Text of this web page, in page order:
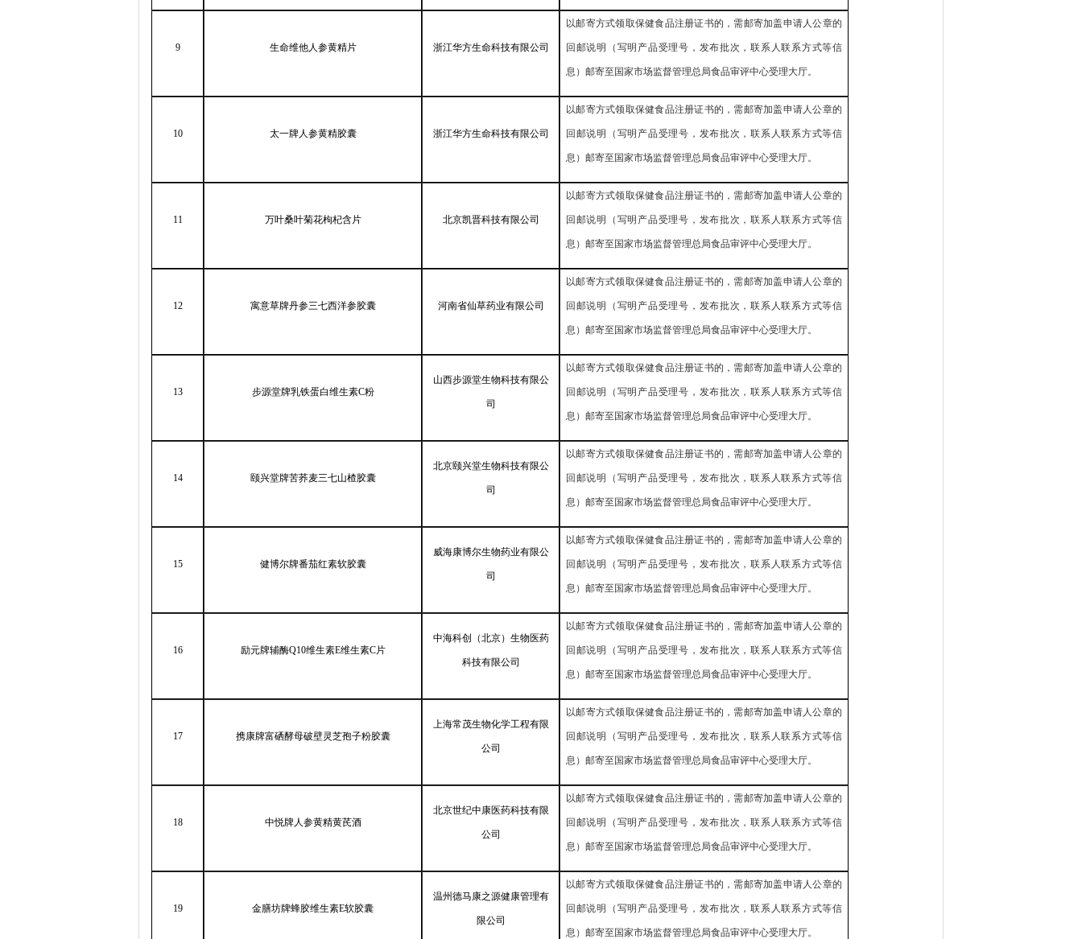
9 生命维他人参黄精片 浙江华方生命科技有限公司
以邮寄方式领取保健食品注册证书的，需邮寄加盖申请人公章的
回邮说明（写明产品受理号，发布批次，联系人联系方式等信
息）邮寄至国家市场监督管理总局食品审评中心受理大厅。
10 太一牌人参黄精胶囊 浙江华方生命科技有限公司
以邮寄方式领取保健食品注册证书的，需邮寄加盖申请人公章的
回邮说明（写明产品受理号，发布批次，联系人联系方式等信
息）邮寄至国家市场监督管理总局食品审评中心受理大厅。
11 万叶桑叶菊花枸杞含片 北京凯晋科技有限公司
以邮寄方式领取保健食品注册证书的，需邮寄加盖申请人公章的
回邮说明（写明产品受理号，发布批次，联系人联系方式等信
息）邮寄至国家市场监督管理总局食品审评中心受理大厅。
12 寓意草牌丹参三七西洋参胶囊 河南省仙草药业有限公司
以邮寄方式领取保健食品注册证书的，需邮寄加盖申请人公章的
回邮说明（写明产品受理号，发布批次，联系人联系方式等信
息）邮寄至国家市场监督管理总局食品审评中心受理大厅。
13 步源堂牌乳铁蛋白维生素C粉
山西步源堂生物科技有限公
司
以邮寄方式领取保健食品注册证书的，需邮寄加盖申请人公章的
回邮说明（写明产品受理号，发布批次，联系人联系方式等信
息）邮寄至国家市场监督管理总局食品审评中心受理大厅。
14 颐兴堂牌苦荞麦三七山楂胶囊
北京颐兴堂生物科技有限公
司
以邮寄方式领取保健食品注册证书的，需邮寄加盖申请人公章的
回邮说明（写明产品受理号，发布批次，联系人联系方式等信
息）邮寄至国家市场监督管理总局食品审评中心受理大厅。
15 健博尔牌番茄红素软胶囊
威海康博尔生物药业有限公
司
以邮寄方式领取保健食品注册证书的，需邮寄加盖申请人公章的
回邮说明（写明产品受理号，发布批次，联系人联系方式等信
息）邮寄至国家市场监督管理总局食品审评中心受理大厅。
16 励元牌辅酶Q10维生素E维生素C片
中海科创（北京）生物医药
科技有限公司
以邮寄方式领取保健食品注册证书的，需邮寄加盖申请人公章的
回邮说明（写明产品受理号，发布批次，联系人联系方式等信
息）邮寄至国家市场监督管理总局食品审评中心受理大厅。
17 携康牌富硒酵母破壁灵芝孢子粉胶囊
上海常茂生物化学工程有限
公司
以邮寄方式领取保健食品注册证书的，需邮寄加盖申请人公章的
回邮说明（写明产品受理号，发布批次，联系人联系方式等信
息）邮寄至国家市场监督管理总局食品审评中心受理大厅。
18 中悦牌人参黄精黄芪酒
北京世纪中康医药科技有限
公司
以邮寄方式领取保健食品注册证书的，需邮寄加盖申请人公章的
回邮说明（写明产品受理号，发布批次，联系人联系方式等信
息）邮寄至国家市场监督管理总局食品审评中心受理大厅。
19 金膳坊牌蜂胶维生素E软胶囊
温州德马康之源健康管理有
限公司
以邮寄方式领取保健食品注册证书的，需邮寄加盖申请人公章的
回邮说明（写明产品受理号，发布批次，联系人联系方式等信
息）邮寄至国家市场监督管理总局食品审评中心受理大厅。